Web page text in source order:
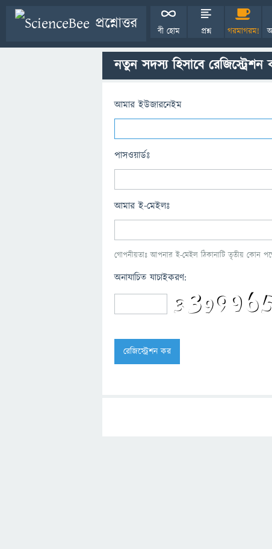
বী হোম প্রশ্ন গরমাগরম!
নতুন সদস্য হিসাবে
আমার ইউজারনেইম
পাসওয়ার্ডঃ
আমার ই-মেইলঃ
গোপনীয়তাঃ আপনার ই-মেইল ঠিকানাটি তৃতীয় কোন
অনাযাচিত যাচাইকরণ: